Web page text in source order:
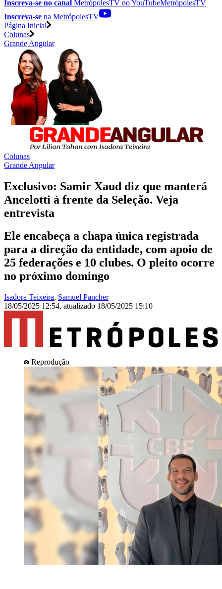
Inscreva-se no canal MetrópolesTV noYouTubeMetrópolesTV
Inscreva-se na MetrópolesTV
Página Inicial
Colunas
Grande Angular
Colunas
Grande Angular
Exclusivo: Samir Xaud diz que manterá
Ancelotti à frente da Seleção. Veja
entrevista
Ele encabeça a chapa única registrada
para a direção da entidade, com apoio de
25 federações e 10 clubes. O pleito ocorre
no próximo domingo
Isadora Teixeira, Samuel Pancher
18/05/2025 12:54, atualizado 18/05/2025 15:10
Reprodução